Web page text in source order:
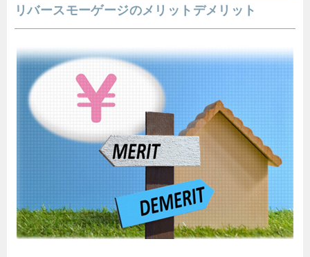
リバースモーゲージのメリットデメリット